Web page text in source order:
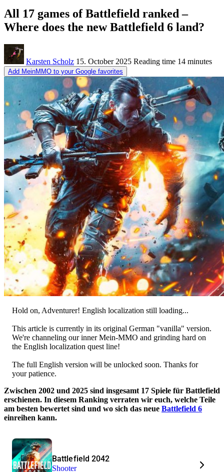
All 17 games of Battlefield ranked –
Where does the new Battlefield 6 land?
Karsten Scholz 15. October 2025 Reading time 14 minutes
Add MeinMMO to your Google favorites
Hold on, Adventurer! English localization still loading...
This article is currently in its original German "vanilla" version.
We're channeling our inner Mein-MMO and grinding hard on
the English localization quest line!
The full English version will be unlocked soon. Thanks for
your patience.
Zwischen 2002 und 2025 sind insgesamt 17 Spiele für Battlefield
erschienen. In diesem Ranking verraten wir euch, welche Teile
am besten bewertet sind und wo sich das neue Battlefield 6
einreihen kann.
Battlefield 2042
Shooter